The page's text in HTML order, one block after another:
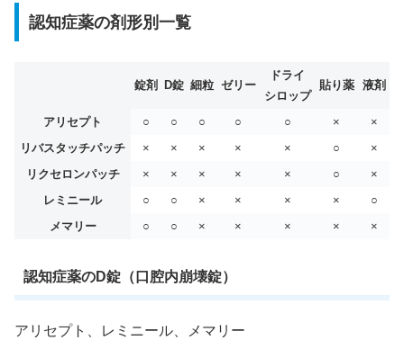
認知症薬の剤形別一覧
錠剤 D錠 細粒 ゼリー
ドライ
シロップ
貼り薬 液剤
アリセプト ○ ○ ○ ○ ○ ×
×
リバスタッチパッチ
× × × × × ○
×
リクセロンパッチ
× × × × × ○
×
レミニール
○ ○ × × × ×
○
メマリー
○ ○ × × × × ×
認知症薬のD錠（口腔内崩壊錠）
アリセプト、レミニール、メマリー